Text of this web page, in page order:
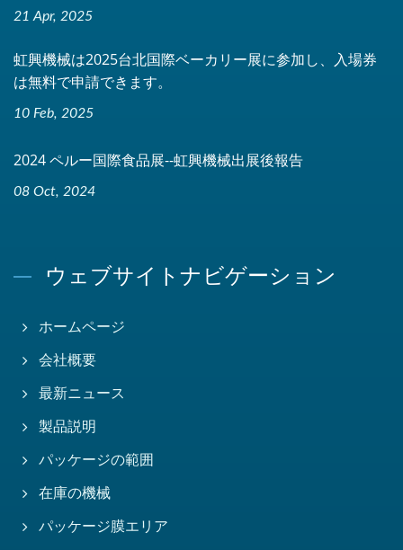
21 Apr, 2025
虹興機械は2025台北国際ベーカリー展に参加し、入場券
は無料で申請できます。
10 Feb, 2025
2024 ペルー国際食品展--虹興機械出展後報告
08 Oct, 2024
ウェブサイトナビゲーション
ホームページ
会社概要
最新ニュース
製品説明
パッケージの範囲
在庫の機械
パッケージ膜エリア